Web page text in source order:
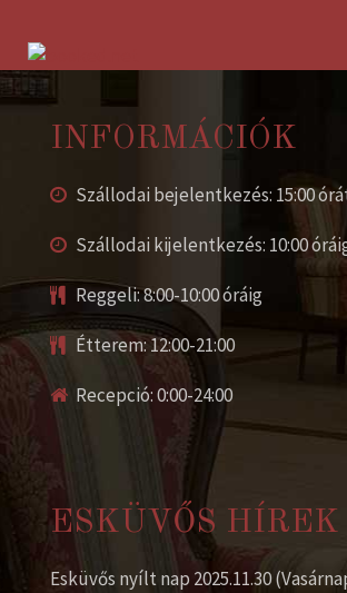
INFORMÁCIÓK
Szállodai bejelentkezés: 15:00
Szállodai kijelentkezés: 10:00
Reggeli: 8:00-10:00 óráig
Étterem: 12:00-21:00
Recepció: 0:00-24:00
ESKÜVŐS HÍREK
Esküvős nyílt nap 2025.11.30